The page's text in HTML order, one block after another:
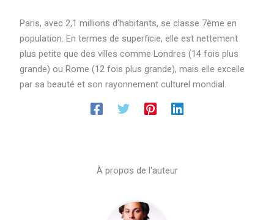
Paris, avec 2,1 millions d’habitants, se classe 7ème en
population. En termes de superficie, elle est nettement
plus petite que des villes comme Londres (14 fois plus
grande) ou Rome (12 fois plus grande), mais elle excelle
par sa beauté et son rayonnement culturel mondial.
À propos de l'auteur